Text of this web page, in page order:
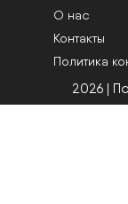
О нас
Контакты
Политика
2026 |